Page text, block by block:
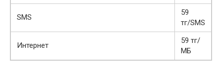
SMS
59
тг/SMS
Интернет
59 тг/
МБ